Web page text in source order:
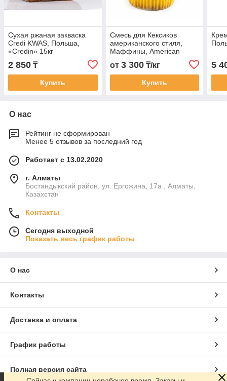
Сухая ржаная закваска
Credi KWAS, Польша,
«Credin» 15кг
2 850 ₸
Купить
Смесь для Кексиков
американского стиля,
Маффины, American
Muffin Neutral Credin. 10кг
от 3 300₸/кг
Купить
5
О нас
Рейтинг не сформирован
Менее 5 отзывов за последний год
Работает с 13.02.2020
г. Алматы
Бостандыкский район, ул. Ергожина, 17а , Алматы,
Казахстан
Контакты
Сегодня выходной
Показать весь график работы
О нас
Контакты
Доставка и оплата
График работы
Полная версия сайта